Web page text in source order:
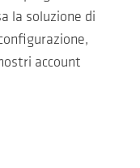
la soluzione di
account